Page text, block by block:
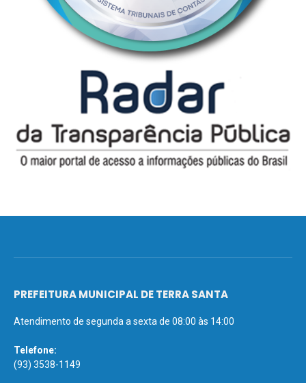
PREFEITURA MUNICIPAL DE TERRA SANTA
Atendimento de segunda a sexta de 08:00 às 14:00
Telefone:
(93) 3538-1149